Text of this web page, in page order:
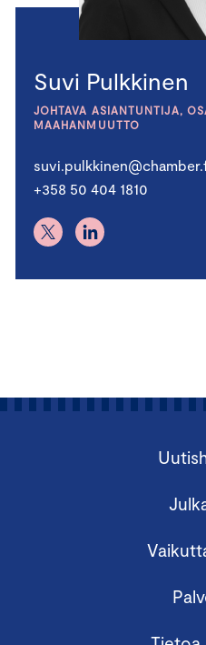
Suvi Pulkkinen
JOHTAVA ASIANTUNTIJA,
MAAHANMUUTTO
+358 50 404 1810